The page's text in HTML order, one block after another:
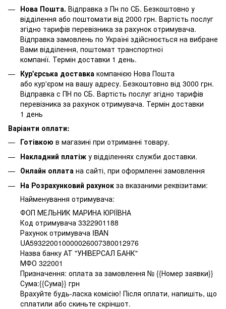
Нова Пошта. Відправка з Пн по СБ. Безкоштовно у
відділення або поштомати від 2000 грн. Вартість послуг
згідно тарифів перевізника за рахунок отримувача.
Відправка замовлень по Україні здійснюється на вибране
Вами відділення, поштомат транспортної
компанії. Термін доставки 1 день.
Кур'єрська доставка компанією Нова Пошта
або кур'єром на вашу адресу. Безкоштовно від 3000 грн.
Відправка с ПН по СБ. Вартість послуг згідно тарифів
перевізника за рахунок отримувача. Термін доставки
1 день
Варіанти оплати:
Готівкою в магазині при отриманні товару.
Накладний платіж у відділеннях служби доставки.
Онлайн оплата на сайті, при оформленні замовлення
На Розрахунковий рахунок за вказаними реквізитами:
Найменування отримувача:
ФОП МЕЛЬНИК МАРИНА ЮРІЇВНА
Код отримувача 3322901188
Рахунок отримувача IBAN
UA593220010000026007380012976
Назва банку АТ "УНІВЕРСАЛ БАНК"
МФО 322001
Призначення: оплата за замовлення № {{Номер заявки}}
Сума:{{Сума}} грн
Врахуйте будь-ласка комісію! Після оплати, напишіть, що
сплатили або скиньте скріншот.